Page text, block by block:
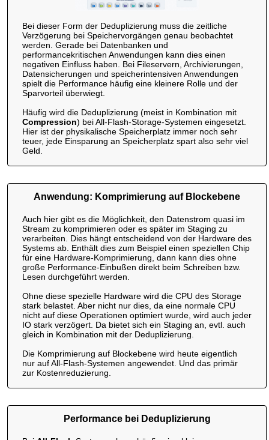
Bei dieser Form der Deduplizierung muss die zeitliche
Verzögerung bei Speichervorgängen genau beobachtet
werden. Gerade bei Datenbanken und
performancekritischen Anwendungen kann dies einen
negativen Einfluss haben. Bei Fileservern, Archivierungen,
Datensicherungen und speicherintensiven Anwendungen
spielt die Performance häufig eine kleinere Rolle und der
Sparvorteil überwiegt.
Häufig wird die Deduplizierung (meist in Kombination mit
Compression) bei All-Flash-Storage-Systemen eingesetzt.
Hier ist der physikalische Speicherplatz immer noch sehr
teuer, jede Einsparung an Speicherplatz spart also sehr viel
Geld.
Anwendung: Komprimierung auf Blockebene
Auch hier gibt es die Möglichkeit, den Datenstrom quasi im
Stream zu komprimieren oder es später im Staging zu
verarbeiten. Dies hängt entscheidend von der Hardware des
Systems ab. Enthält dies zum Beispiel einen speziellen Chip
für eine Hardware-Komprimierung, dann kann dies ohne
große Performance-Einbußen direkt beim Schreiben bzw.
Lesen durchgeführt werden.
Ohne diese spezielle Hardware wird die CPU des Storage
stark belastet. Aber nicht nur dies, da eine normale CPU
nicht auf diese Operationen optimiert wurde, wird auch jeder
IO stark verzögert. Da bietet sich ein Staging an, evtl. auch
gleich in Kombination mit der Deduplizierung.
Die Komprimierung auf Blockebene wird heute eigentlich
nur auf All-Flash-Systemen angewendet. Und das primär
zur Kostenreduzierung.
Performance bei Deduplizierung